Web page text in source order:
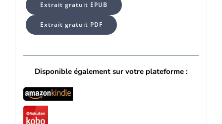
Extrait gratuit EPUB
Extrait gratuit PDF
Disponible également sur votre plateforme :